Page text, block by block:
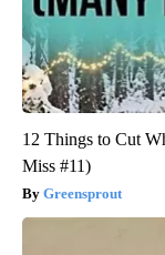
12 Things to Cut
Miss #11)
Greensprout